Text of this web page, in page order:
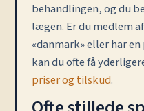
behandlingen, og du
lægen. Er du medlem
«danmark» eller har
kan du ofte få
priser og tilskud.